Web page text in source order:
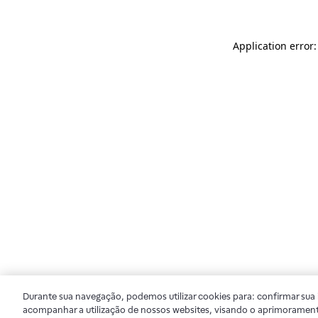
Application
Durante sua navegação, podemos utilizar cookies para: confirmar
acompanhar a utilização de nossos websites, visando o